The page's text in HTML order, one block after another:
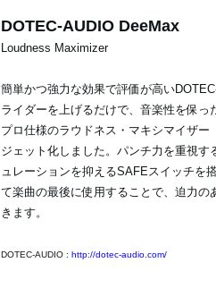
DOTEC-AUDIO DeeMax
Loudness Maximizer
簡単かつ強力な効果で評価が高い
ライダーを上げるだけで、音楽性を保っ
プロ仕様のラウドネス・マキシマイザー
ジェット化しました。パンチ力を重視す
ュレーションを抑えるSAFEスイッチを
て楽曲の最後に使用することで、迫力の
きます。
DOTEC-AUDIO : http://dotec-audio.com/